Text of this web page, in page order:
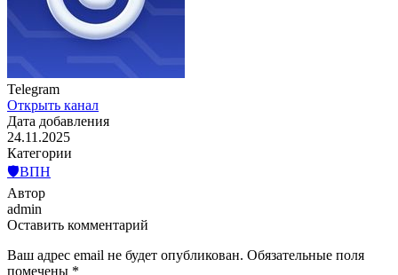
Telegram
Открыть канал
Дата добавления
24.11.2025
Категории
🛡️ВПН
Автор
admin
Оставить комментарий
Ваш адрес email не будет опубликован. Обязательные поля
помечены *